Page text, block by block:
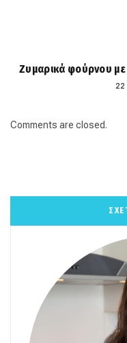
Ζυμαρικά φούρνου με
22
Comments are closed.